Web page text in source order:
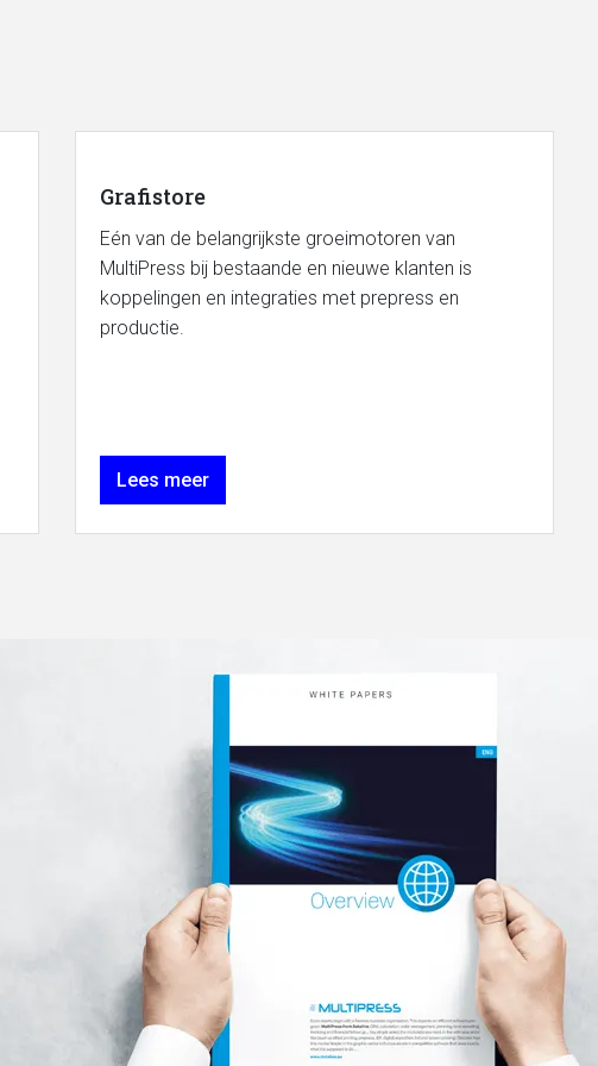
Grafistore
Eén van de belangrijkste groeimotoren van
MultiPress bij bestaande en nieuwe klanten is
koppelingen en integraties met prepress en
productie.
Lees meer